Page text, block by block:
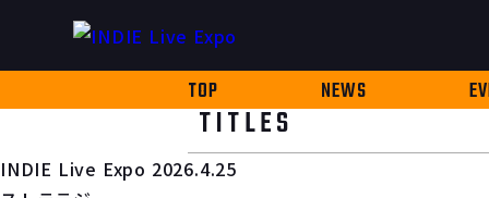
TOP NEWS
TITLES
INDIE Live Expo 2026.4.25